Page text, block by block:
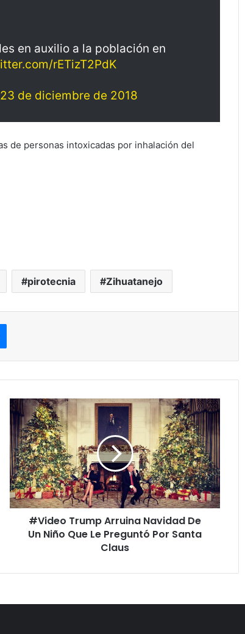
en auxilio a la población en
rETizT2PdK
23 de diciembre de 2018
de personas intoxicadas por inhalación del
pirotecnia Zihuatanejo
#
V
d
e
o
T
r
u
r
#Video Trump Arruina Navidad De
Un Niño Que Le Preguntó Por Santa
Claus